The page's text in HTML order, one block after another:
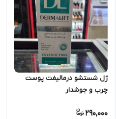
ژل شستشو درمالیفت پوست
چرب و جوشدار
290,000